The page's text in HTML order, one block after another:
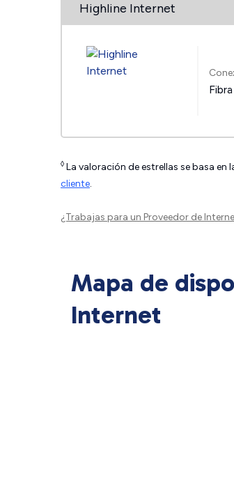
Highline Internet
Fibra
◊ La valoración de estrellas se basa en
cliente.
¿Trabajas para un Proveedor de
Mapa de
Internet